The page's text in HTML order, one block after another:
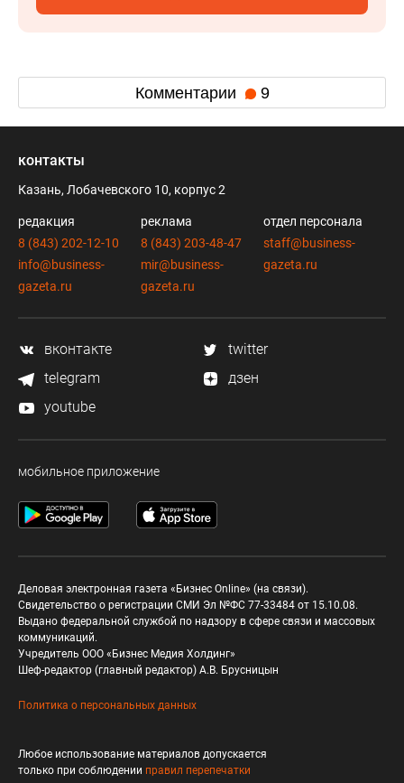
Комментарии 9
контакты
Казань, Лобачевского 10, корпус 2
редакция
8 (843) 202-12-10
info@business-
gazeta.ru
реклама
8 (843) 203-48-47
mir@business-
gazeta.ru
отдел персонала
staff@business-
gazeta.ru
вконтакте
twitter
telegram
дзен
youtube
мобильное приложение
Деловая электронная газета «Бизнес Online» (на связи).
Свидетельство о регистрации СМИ Эл №ФС 77-33484 от 15.10.08.
Выдано федеральной службой по надзору в сфере связи и массовых
коммуникаций.
Учредитель ООО «Бизнес Медия Холдинг»
Шеф-редактор (главный редактор) А.В. Брусницын
Политика о персональных данных
Любое использование материалов допускается
только при соблюдении правил перепечатки